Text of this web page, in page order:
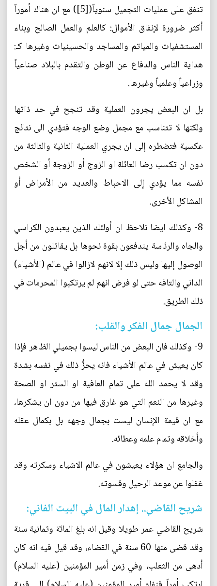
تنفق على عمليات التجميل سنوياً([5]) مع ان هناك أموراً
أكثر ضرورة لإنفاق الأموال: كالعلم والعمل الصالح وبناء
المستشفيات والمياتم والمساجد والحسينيات وغيرها كـ:
هداية الناس والدفاع عن الوطن والتقدم بالبلاد صناعياً
وزراعياً وعلمياً وغيرها.
بل ان البعض يجرون العملية وقد تنجح في حد ذاتها
ولكنها لا تتناسب مع مجمل وضع الوجه فتؤدي الى نتائج
عكسية فتضطره إلى ان يجري العملية الثانية والثالثة من
دون ان تكسب رضا العائلة او الزوج أو الزوجة أو الشخص
نفسه مما يؤدي إلى الاحباط والعديد من الأمراض أو
المشاكل الأخرى.
8- وكذلك ايضا نلاحظ ان أولئك الذين يعبدون الكراسي
والجاه والرئاسة يندفعون بقوة نحوها بل يقاتلون من أجل
الوصول إليها وليس ذلك إلا لانهم لازالوا في عالم (الأشياء)
الداني والتافه حتى لو فرض انهم لم يرتكبوا المحرمات في
ذلك الطريق.
الجمال جمال الفكر والقلب:
9- وكذلك فان البعض من الناس ليسوا بجميلي الظاهر فإذا
كان يعيش في عالم الأشياء فانه يحزُّ ذلك في نفسه بشدة
وقد لا يحمد الله على تمام العافية او الستر او الصحة
وغيرها من النعم التي هو غارق فيها من دون ان يشكرها،
مع ان قيمة الإنسان ليست بجمال وجهه بل بكمال عقله
وأخلاقه وتمام علمه وعطائه.
والجامع ان هؤلاء يعيشون في عالم الاشياء وسكرته وقد
غفلوا عن موعد الرحيل وقسوته.
شريح القاضي.. إهدار المال في البيت الفاني:
شريح القاضي عمر طويلا وقيل انه بلغ المائة وثمانية سنة
وقد قضى منها 60 سنة في القضاء، وقد قيل فيه انه كان
أدهى من الثعلب، وفي زمن أمير المؤمنين (عليه السلام)